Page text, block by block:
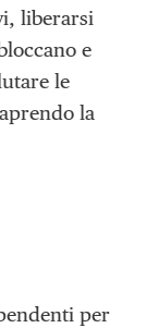
liberarsi
e
le
la
per